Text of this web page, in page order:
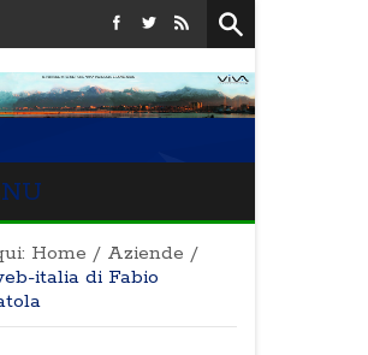
Home / Aziende /
italia di Fabio